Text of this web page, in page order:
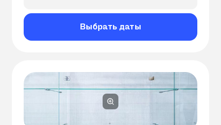
Выбрать даты